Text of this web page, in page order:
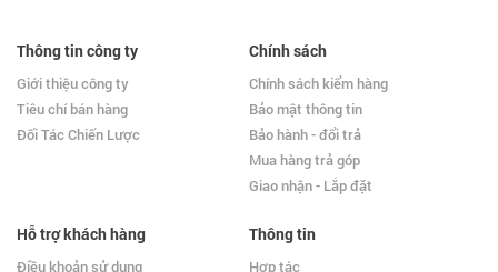
Thông tin công ty
Giới thiệu công ty
Tiêu chí bán hàng
Đối Tác Chiến Lược
Chính sách
Chính sách kiểm hàng
Bảo mật thông tin
Bảo hành - đổi trả
Mua hàng trả góp
Giao nhận - Lắp đặt
Hỗ trợ khách hàng
Điều khoản sử dụng
Thông tin
Hợp tác